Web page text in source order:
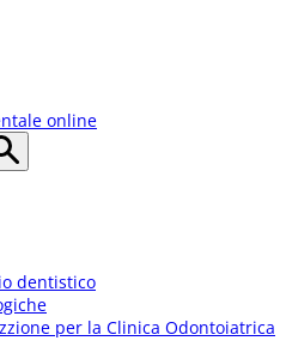
online
dentistico
per la Clinica Odontoiatrica